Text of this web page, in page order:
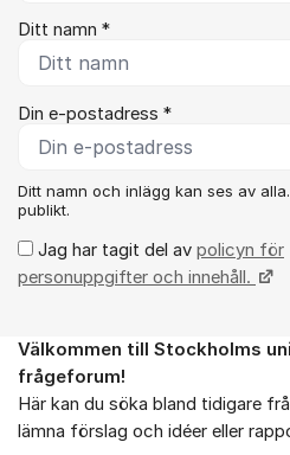
Ditt namn *
Din e-postadress *
Ditt namn och inlägg kan ses av
publikt.
Jag har tagit del av policyn för
personuppgifter och innehåll.
Om forumet
Välkommen till Stockholms
frågeforum!
Här kan du söka bland tidigare
lämna förslag och idéer eller